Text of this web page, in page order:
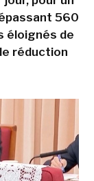
560
éloignés de
réduction